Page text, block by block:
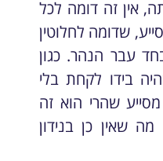
אין זה דומה לכל
שדומה לחלוטין
עבר הנהר. כגון
בידו לקחת בלי
שהרי הוא זה
שאין כן בנידון